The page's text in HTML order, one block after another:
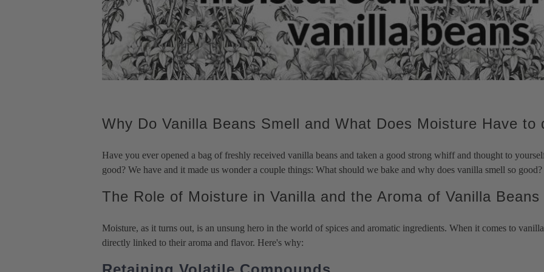
Costa Rica
Papua Bourbon
Sri Lanka
Pérou
Gousses de vanille de
catégorie B
Madagascar
vanille
Madagascar
Ouganda
Tahiti
Tahitien - PNG
Equateur
Extraits et pâtes de
Sucres de gousse de
vanille
Sucre Vanille de
Sucre vanillé ougandais
Sucre Vanille de Tahiti
Tous les produits à la
View all Vanille
Saigon
Poudre de cannelle de
Saigon
Piments du Chili
Aleppo Pepper
Coban Chile Whole
Urfa Biber (Isot Pepper)
Noix de muscade entière
Muscade moulue
Paprika
Grains de poivre entiers
Noir
Blanc
Green
Thé
Thé vert
Thé noir
Thé blanc
Thyme
Toutes les épices
View all Épices
Flocons d'argent
Flocons de platine
comestibles
Tout métal comestible
Poudres de poussière de
lustre
Poussière d'or 24 carats
View all Décorations de cuisson
Truffe Noire Confite
Tous Champignons &
Truffes
View all Champignons
Types
recettes
À propos
Sans
Sans
Why Do Vanilla Beans Smell and What Does Moisture Have to
Have you ever opened a bag of freshly received vanilla beans and taken a good strong whiff and thought to
good? We have and it made us wonder a couple things: What should we bake and why does vanilla smell so good?
The Role of Moisture in Vanilla and the Aroma of Vanilla Beans
Moisture, as it turns out, is an unsung hero in the world of spices and aromatic ingredients. When it comes to
directly linked to their aroma and flavor. Here's why: